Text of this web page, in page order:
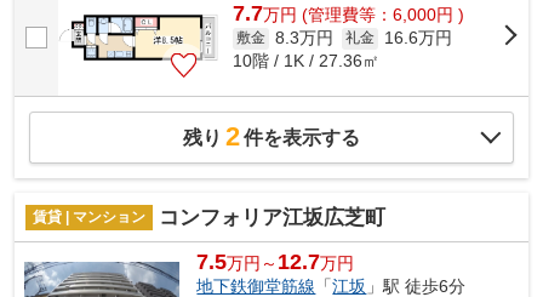
7.7万円 (管理費等：6,000円 )
敷金 8.3万円 礼金
16.6万円
10階 / 1K / 27.36㎡
残り 2件を表示する
賃貸 | マンション コンフォリア江坂広芝町
7.5万円～ 12.7万円
地下鉄御堂筋線 「江坂 」駅 徒歩6分